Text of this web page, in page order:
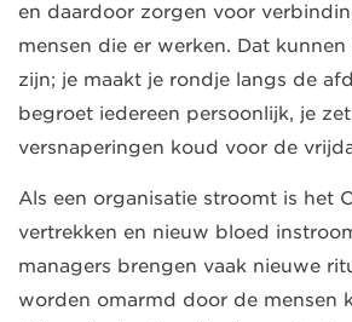
en daardoor zorgen voor
mensen die er werken. Dat
zijn; je maakt je rondje langs de
begroet iedereen persoonlijk, je
versnaperingen koud voor de
Als een organisatie stroomt is het
vertrekken en nieuw bloed
managers brengen vaak nieuwe
worden omarmd door de mensen